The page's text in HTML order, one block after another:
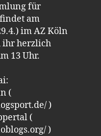
für
am
im AZ Köln
ihr herzlich
13 Uhr.
(
)
(
)